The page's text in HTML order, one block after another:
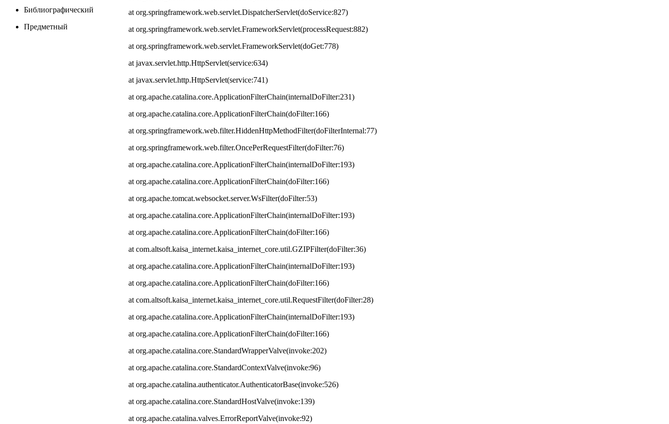
Библиографический
Предметный
at org.springframework.web.servlet.DispatcherServlet(doService:827)
at org.springframework.web.servlet.FrameworkServlet(processRequest:882)
at org.springframework.web.servlet.FrameworkServlet(doGet:778)
at javax.servlet.http.HttpServlet(service:634)
at javax.servlet.http.HttpServlet(service:741)
at org.apache.catalina.core.ApplicationFilterChain(internalDoFilter:231)
at org.apache.catalina.core.ApplicationFilterChain(doFilter:166)
at org.springframework.web.filter.HiddenHttpMethodFilter(doFilterInternal:77)
at org.springframework.web.filter.OncePerRequestFilter(doFilter:76)
at org.apache.catalina.core.ApplicationFilterChain(internalDoFilter:193)
at org.apache.catalina.core.ApplicationFilterChain(doFilter:166)
at org.apache.tomcat.websocket.server.WsFilter(doFilter:53)
at org.apache.catalina.core.ApplicationFilterChain(internalDoFilter:193)
at org.apache.catalina.core.ApplicationFilterChain(doFilter:166)
at com.altsoft.kaisa_internet.kaisa_internet_core.util.GZIPFilter(doFilter:36)
at org.apache.catalina.core.ApplicationFilterChain(internalDoFilter:193)
at org.apache.catalina.core.ApplicationFilterChain(doFilter:166)
at com.altsoft.kaisa_internet.kaisa_internet_core.util.RequestFilter(doFilter:28)
at org.apache.catalina.core.ApplicationFilterChain(internalDoFilter:193)
at org.apache.catalina.core.ApplicationFilterChain(doFilter:166)
at org.apache.catalina.core.StandardWrapperValve(invoke:202)
at org.apache.catalina.core.StandardContextValve(invoke:96)
at org.apache.catalina.authenticator.AuthenticatorBase(invoke:526)
at org.apache.catalina.core.StandardHostValve(invoke:139)
at org.apache.catalina.valves.ErrorReportValve(invoke:92)